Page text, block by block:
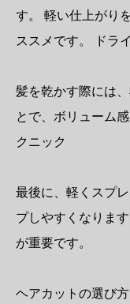
す。 軽い仕上がり
ススメです。 ドラ
髪を乾かす際には
とで、ボリューム
クニック
最後に、軽くスプ
プしやすくなりま
が重要です。
ヘアカットの選び方